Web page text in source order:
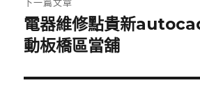
下
一
文
電器維修點貴新
動板橋區當舖